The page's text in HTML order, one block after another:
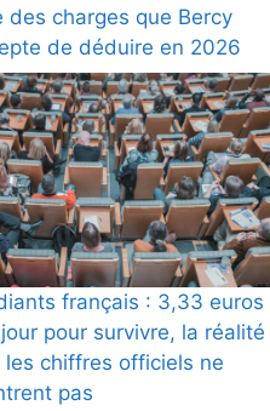
des charges que Bercy
de déduire en 2026
français : 3,33 euros
pour survivre, la réalité
les chiffres officiels ne
pas